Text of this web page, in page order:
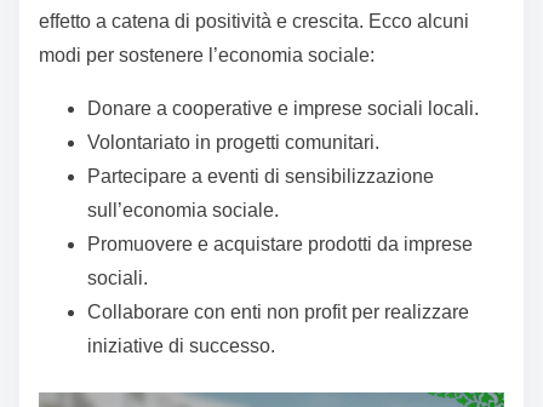
effetto a catena di positività e crescita. Ecco alcuni
modi per sostenere l’economia sociale:
Donare a cooperative e imprese sociali locali.
Volontariato in progetti comunitari.
Partecipare a eventi di sensibilizzazione
sull’economia sociale.
Promuovere e acquistare prodotti da imprese
sociali.
Collaborare con enti non profit per realizzare
iniziative di successo.